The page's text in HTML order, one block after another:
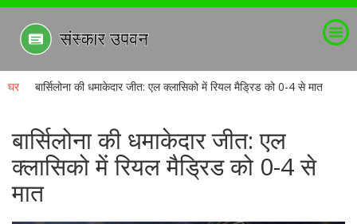
घर बार्सिलोना की धमाकेदार जीत: एल क्लासिको में रियल मैड्रिड को 0-4 से मात
बार्सिलोना की धमाकेदार जीत: एल
क्लासिको में रियल मैड्रिड को 0-4 से
मात